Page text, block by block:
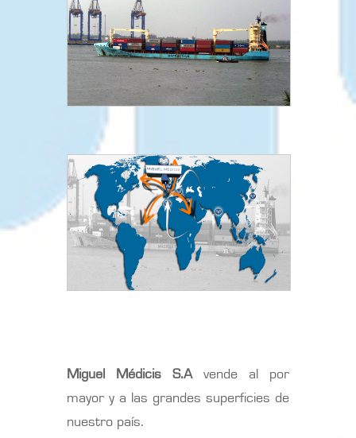
Miguel Médicis S.Avende al por
mayor y a las grandes superficies de
nuestro país.